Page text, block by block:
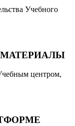
Учебного
центром,